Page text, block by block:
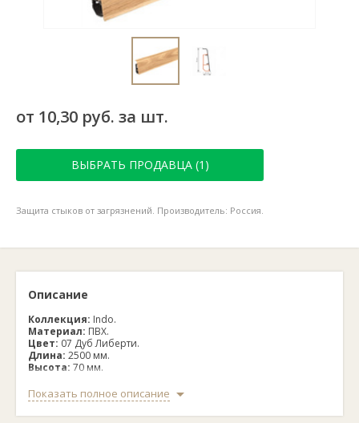
от 10,30 руб. за шт.
ВЫБРАТЬ ПРОДАВЦА (1)
Защита стыков от загрязнений. Производитель: Россия.
Описание
Коллекция: Indo.
Материал: ПВХ.
Цвет: 07 Дуб Либерти.
Длина: 2500 мм.
Высота: 70 мм.
Кабель-канал:есть.
Страна производства:Россия.
Показать полное описание